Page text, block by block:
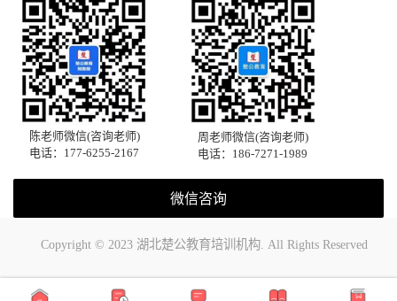
陈老师微信(咨询老师)
电话：177-6255-2167
周老师微信(咨询老师)
电话：186-7271-1989
微信咨询
Copyright © 2023 湖北楚公教育培训机构. All Rights Reserved